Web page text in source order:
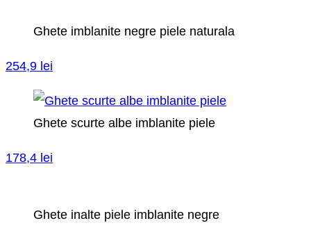
Ghete imblanite negre piele naturala
254,9 lei
Ghete scurte albe imblanite piele
178,4 lei
Ghete inalte piele imblanite negre